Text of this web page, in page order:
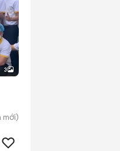
3
mới)